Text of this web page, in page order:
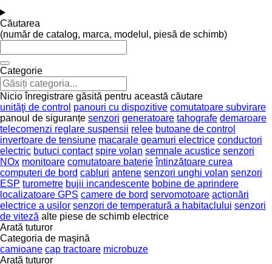
Căutarea
(număr de catalog, marca, modelul, piesă de schimb)
Categorie
Nicio înregistrare găsită pentru această căutare
unităţi de control panouri cu dispozitive comutatoare subvirare
panoul de siguranțe senzori generatoare tahografe demaroare
telecomenzi reglare suspensii relee butoane de control
invertoare de tensiune macarale geamuri electrice conductori
electric butuci contact spire volan semnale acustice senzori
NOx monitoare comutatoare baterie întinzătoare curea
computeri de bord cabluri antene senzori unghi volan senzori
ESP turometre bujii incandescente bobine de aprindere
localizatoare GPS camere de bord servomotoare acționări
electrice a ușilor senzori de temperatură a habitaclului senzori
de viteză alte piese de schimb electrice
Arată tuturor
Categoria de maşină
camioane cap tractoare microbuze
Arată tuturor